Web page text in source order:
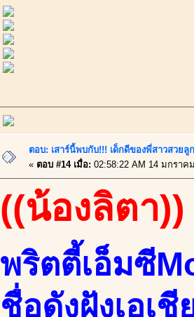
ตอบ: เสาร์นี้พบกับ!!! เด็กดีของพี่สาวสวยลู
« ตอบ #14 เมื่อ: 02:58:22 AM 14 มกราค
((น้องลิตา))
พริตตี้เอ็มซี
ชื่อดังฝังเอเ